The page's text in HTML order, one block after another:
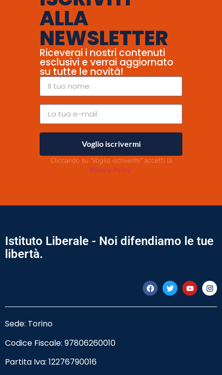
ALLA
NEWSLETTER
Riceverai i nostri contenuti
esclusivi e verrai aggiornato
su tutte le novità!
Voglio iscrivermi
Cliccando su "Voglio iscrivermi"accetti la
Privacy Policy
Istituto Liberale - Noi difendiamo le tue
libertà.
Sede: Torino
Codice Fiscale: 97806260010
Partita Iva: 12276790016